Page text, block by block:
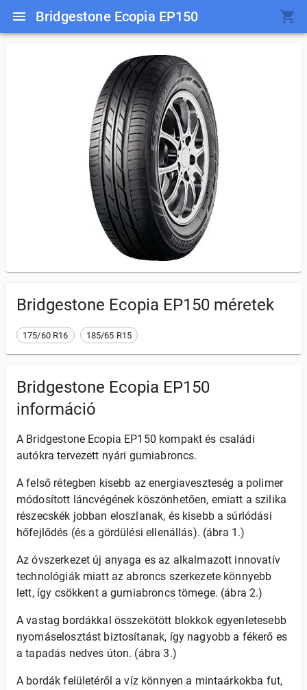
Bridgestone Ecopia EP150
Bridgestone Ecopia EP150 méretek
175/60 R16 185/65 R15
Bridgestone Ecopia EP150
információ
A Bridgestone Ecopia EP150 kompakt és családi
autókra tervezett nyári gumiabroncs.
A felső rétegben kisebb az energiaveszteség a polimer
módosított láncvégének köszönhetően, emiatt a szilika
részecskék jobban eloszlanak, és kisebb a súrlódási
hőfejlődés (és a gördülési ellenállás). (ábra 1.)
Az óvszerkezet új anyaga es az alkalmazott innovatív
technológiák miatt az abroncs szerkezete könnyebb
lett, így csökkent a gumiabroncs tömege. (ábra 2.)
A vastag bordákkal összekötött blokkok egyenletesebb
nyomáselosztást biztosítanak, így nagyobb a fékerő es
a tapadás nedves úton. (ábra 3.)
A bordák felületéről a víz könnyen a mintaárkokba fut,